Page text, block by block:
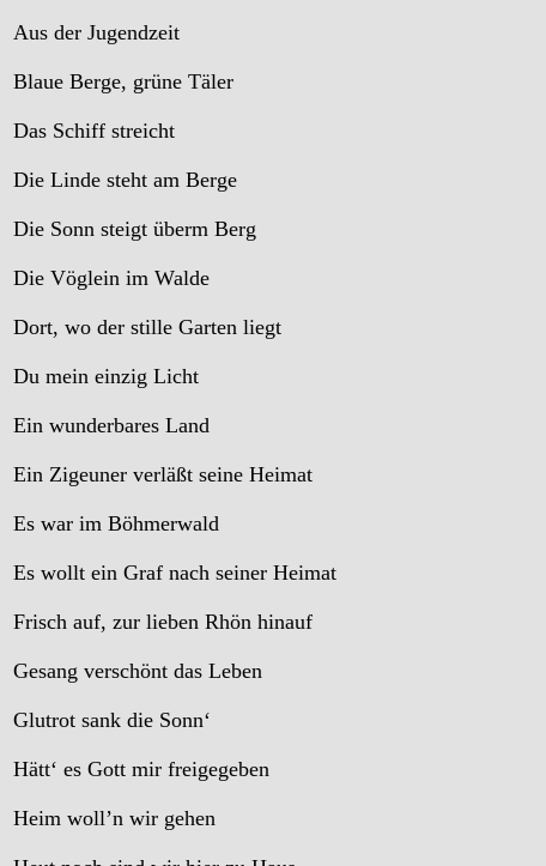
Aus der Jugendzeit
Blaue Berge, grüne Täler
Das Schiff streicht
Die Linde steht am Berge
Die Sonn steigt überm Berg
Die Vöglein im Walde
Dort, wo der stille Garten liegt
Du mein einzig Licht
Ein wunderbares Land
Ein Zigeuner verläßt seine Heimat
Es war im Böhmerwald
Es wollt ein Graf nach seiner Heimat
Frisch auf, zur lieben Rhön hinauf
Gesang verschönt das Leben
Glutrot sank die Sonn‘
Hätt‘ es Gott mir freigegeben
Heim woll’n wir gehen